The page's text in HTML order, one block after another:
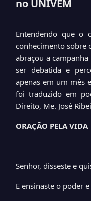
no UNIVEM
Entendendo que o
conhecimento sobre
abraçou a
ser debatida e
apenas em um mês
foi traduzido em
Direito, Me. José
ORAÇÃO PELA VIDA
Senhor, disseste e
E ensinaste o poder